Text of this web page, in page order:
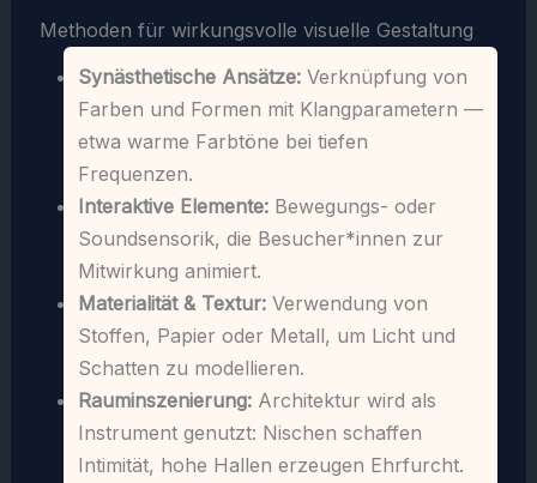
Methoden für wirkungsvolle visuelle Gestaltung
Synästhetische Ansätze:Verknüpfung von
Farben und Formen mit Klangparametern —
etwa warme Farbtöne bei tiefen
Frequenzen.
Interaktive Elemente:Bewegungs- oder
Soundsensorik, die Besucher*innen zur
Mitwirkung animiert.
Materialität & Textur:Verwendung von
Stoffen, Papier oder Metall, um Licht und
Schatten zu modellieren.
Rauminszenierung:Architektur wird als
Instrument genutzt: Nischen schaffen
Intimität, hohe Hallen erzeugen Ehrfurcht.